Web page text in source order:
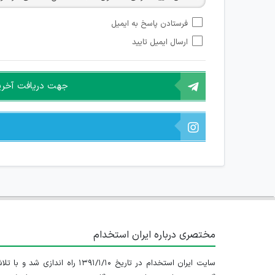
هرگونه تحریک، تحقیر و کنایه به سایر افراد (مسئول و
امکان هماهنگی برای هرگونه ملاقات حضوری چه به
فرستادن پاسخ به ایمیل
ارسال ایمیل تایید
جهت دریافت
مختصری درباره ایران استخدام
سایت ایران استخدام در تاریخ ۱۳۹۱/۱/۱۰ راه اندازی شد و